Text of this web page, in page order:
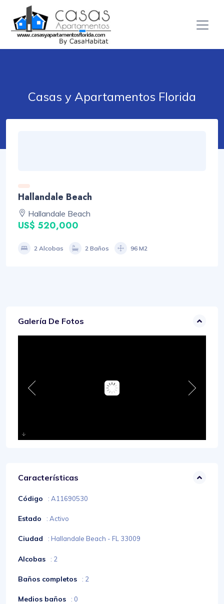
Casas y Apartamentos Florida
Hallandale Beach
Hallandale Beach
US$ 520,000
2 Alcobas 2 Baños 96 M2
Galería De Fotos
Características
Código : A11690530
Estado : Activo
Ciudad : Hallandale Beach - FL 33009
Alcobas : 2
Baños completos : 2
Medios baños : 0